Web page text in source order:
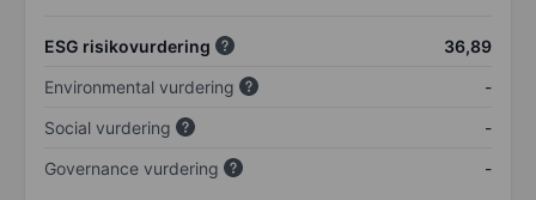
ESG risikovurdering
36,89
Environmental vurdering
-
Social vurdering
-
Governance vurdering
-